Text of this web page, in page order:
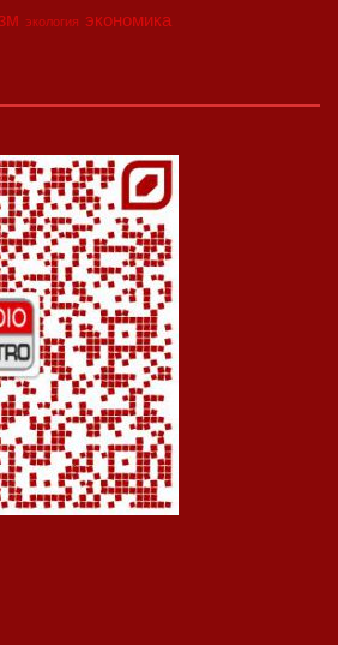
экология экономика